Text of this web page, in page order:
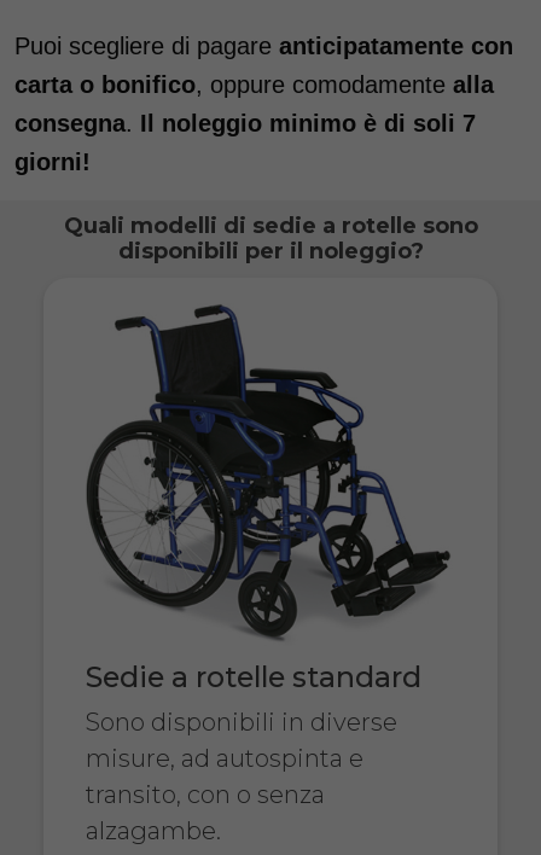
Puoi scegliere di pagare anticipatamente con
carta o bonifico, oppure comodamente alla
consegna. Il noleggio minimo è di soli 7
giorni!
Quali modelli di sedie a rotelle sono
disponibili per il noleggio?
Sedie a rotelle standard
Sono disponibili in diverse
misure, ad autospinta e
transito, con o senza
alzagambe.